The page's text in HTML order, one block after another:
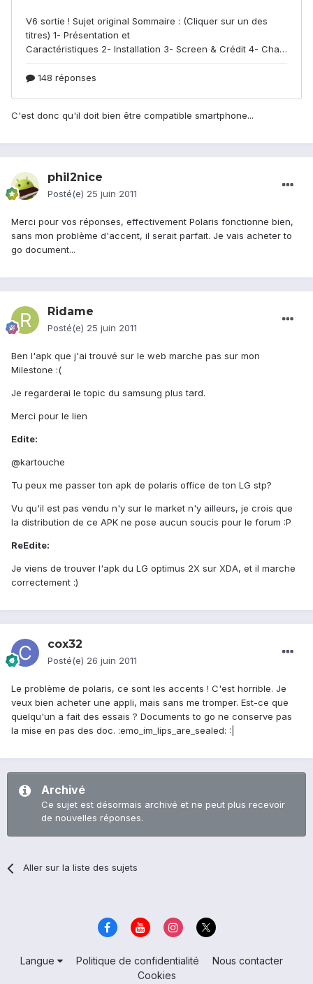
C'est donc qu'il doit bien être compatible smartphone...
phil2nice
Posté(e) 25 juin 2011
Merci pour vos réponses, effectivement Polaris fonctionne bien,
sans mon problème d'accent, il serait parfait. Je vais acheter to
go document...
Ridame
Posté(e) 25 juin 2011
Ben l'apk que j'ai trouvé sur le web marche pas sur mon
Milestone :(
Je regarderai le topic du samsung plus tard.
Merci pour le lien
Edite:
@kartouche
Tu peux me passer ton apk de polaris office de ton LG stp?
Vu qu'il est pas vendu n'y sur le market n'y ailleurs, je crois que
la distribution de ce APK ne pose aucun soucis pour le forum :P
ReEdite:
Je viens de trouver l'apk du LG optimus 2X sur XDA, et il marche
correctement :)
cox32
Posté(e) 26 juin 2011
Le problème de polaris, ce sont les accents ! C'est horrible. Je
veux bien acheter une appli, mais sans me tromper. Est-ce que
quelqu'un a fait des essais ? Documents to go ne conserve pas
la mise en pas des doc. :emo_im_lips_are_sealed: :|
Archivé
Ce sujet est désormais archivé et ne peut plus recevoir
de nouvelles réponses.
Aller sur la liste des sujets
Langue Politique de confidentialité
Nous contacter
Cookies